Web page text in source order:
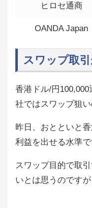
ヒロセ通商
OANDA Japan
スワップ取
香港ドル/円
社ではスワップ狙
昨日、おとといと
利益を出せる水準
スワップ目的で取
いとは思うのです